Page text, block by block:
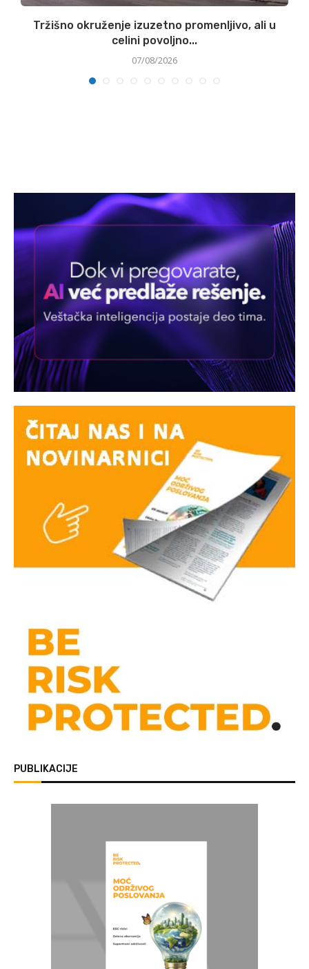
Tržišno okruženje izuzetno promenljivo, ali u
celini povoljno...
07/08/2026
PUBLIKACIJE